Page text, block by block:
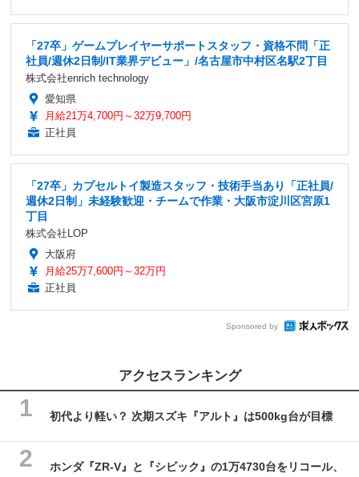
「27卒」ゲームプレイヤーサポートスタッフ・資格不問「正
社員/週休2日制/IT業界デビュー」/名古屋市中村区名駅2丁目
株式会社enrich technology
愛知県
月給21万4,700円～32万9,700円
正社員
「27卒」カプセルトイ製造スタッフ・技術手当あり「正社員/
週休2日制」未経験歓迎・チームで作業・大阪市淀川区宮原1
丁目
株式会社LOP
大阪府
月給25万7,600円～32万円
正社員
Sponsored by
アクセスランキング
初代より軽い？ 次期スズキ『アルト』は500kg台が目標
ホンダ『ZR-V』と『シビック』の1万4730台をリコール、